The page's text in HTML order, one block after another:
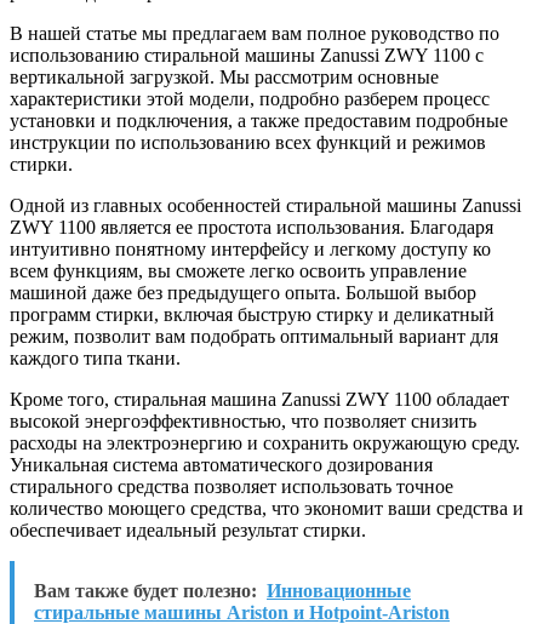
В нашей статье мы предлагаем вам полное руководство по
использованию стиральной машины Zanussi ZWY 1100 с
вертикальной загрузкой. Мы рассмотрим основные
характеристики этой модели, подробно разберем процесс
установки и подключения, а также предоставим подробные
инструкции по использованию всех функций и режимов
стирки.
Одной из главных особенностей стиральной машины Zanussi
ZWY 1100 является ее простота использования. Благодаря
интуитивно понятному интерфейсу и легкому доступу ко
всем функциям, вы сможете легко освоить управление
машиной даже без предыдущего опыта. Большой выбор
программ стирки, включая быструю стирку и деликатный
режим, позволит вам подобрать оптимальный вариант для
каждого типа ткани.
Кроме того, стиральная машина Zanussi ZWY 1100 обладает
высокой энергоэффективностью, что позволяет снизить
расходы на электроэнергию и сохранить окружающую среду.
Уникальная система автоматического дозирования
стирального средства позволяет использовать точное
количество моющего средства, что экономит ваши средства и
обеспечивает идеальный результат стирки.
Вам также будет полезно: Инновационные
стиральные машины Ariston и Hotpoint-Ariston